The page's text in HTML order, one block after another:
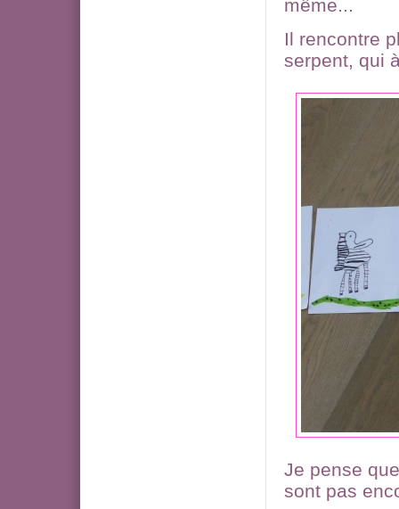
même...
Il rencontre
serpent, qui
Je pense
sont pas